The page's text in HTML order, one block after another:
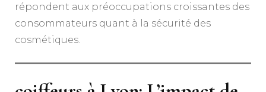
répondent aux préoccupations croissantes des
consommateurs quant à la sécurité des
cosmétiques.